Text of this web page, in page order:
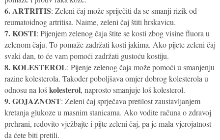
6. ARTRITIS: Zeleni čaj može spriječiti da se smanji rizik od
reumatoidnog artritisa. Naime, zeleni čaj štiti hrskavicu.
7. KOSTI: Pijenjem zelenog čaja štite se kosti zbog visine fluora u
zelenom čaju. To pomaže zadržati kosti jakima. Ako pijete zeleni čaj
svaki dan, to će vam pomoći zadržati gustoću kostiju.
8. KOLESTEROL: Pijenje zelenog čaja može pomoći u smanjenju
razine kolesterola. Također poboljšava omjer dobrog kolesterola u
odnosu na loškolesterol, naprosto smanjuje loš kolesterol.
9. GOJAZNOST: Zeleni čaj sprječava pretilost zaustavljanjem
kretanja glukoze u masnim stanicama. Ako vodite računa o zdravoj
prehrani, redovito vježbajte i pijte zeleni čaj, pa je mala vjerojatnost
da ćete biti pretili.